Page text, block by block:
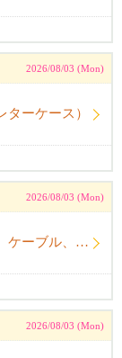
2026/08/03 (Mon)
ーケース）
2026/08/03 (Mon)
28. モニター、キーボード、マウス、ケーブル、アームレスト一式
2026/08/03 (Mon)